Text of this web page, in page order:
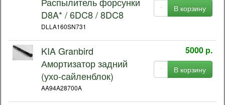
D8A* / 6DC8 / 8DC8
DLLA160SN731
В корзину
KIA Granbird
Амортизатор задний
(ухо-сайленблок)
AA94A28700A
5000 р.
В корзину